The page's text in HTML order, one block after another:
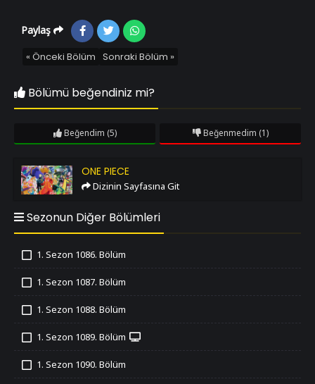
Paylaş
« Önceki Bölüm Sonraki Bölüm »
Bölümü beğendiniz mi?
Beğendim (5) Beğenmedim (1)
One Piece ONE PIECE
Dizinin Sayfasına Git
Sezonun Diğer Bölümleri
1. Sezon 1086. Bölüm
1. Sezon 1087. Bölüm
1. Sezon 1088. Bölüm
1. Sezon 1089. Bölüm
1. Sezon 1090. Bölüm